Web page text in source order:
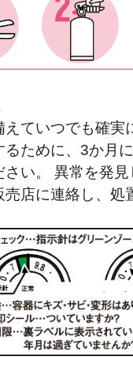
えていつでも確実
るために、3か月
い。 異常を発見
売店に連絡し、処